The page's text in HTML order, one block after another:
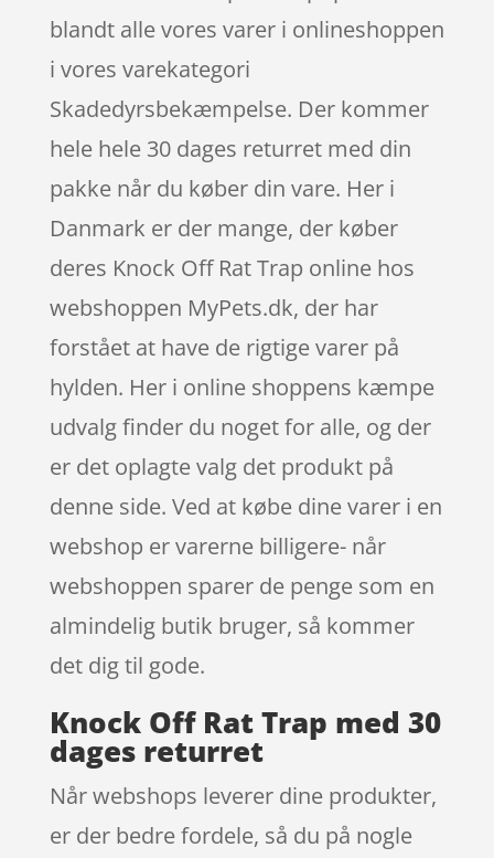
blandt alle vores varer i onlineshoppen
i vores varekategori
Skadedyrsbekæmpelse. Der kommer
hele hele 30 dages returret med din
pakke når du køber din vare. Her i
Danmark er der mange, der køber
deres Knock Off Rat Trap online hos
webshoppen MyPets.dk, der har
forstået at have de rigtige varer på
hylden. Her i online shoppens kæmpe
udvalg finder du noget for alle, og der
er det oplagte valg det produkt på
denne side. Ved at købe dine varer i en
webshop er varerne billigere- når
webshoppen sparer de penge som en
almindelig butik bruger, så kommer
det dig til gode.
Knock Off Rat Trap med 30
dages returret
Når webshops leverer dine produkter,
er der bedre fordele, så du på nogle